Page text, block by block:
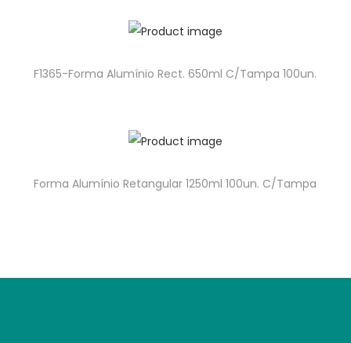
F1365-Forma Alumínio Rect. 650ml C/Tampa 100un.
Forma Alumínio Retangular 1250ml 100un. C/Tampa